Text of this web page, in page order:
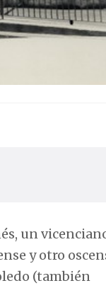
un
y otro
(también